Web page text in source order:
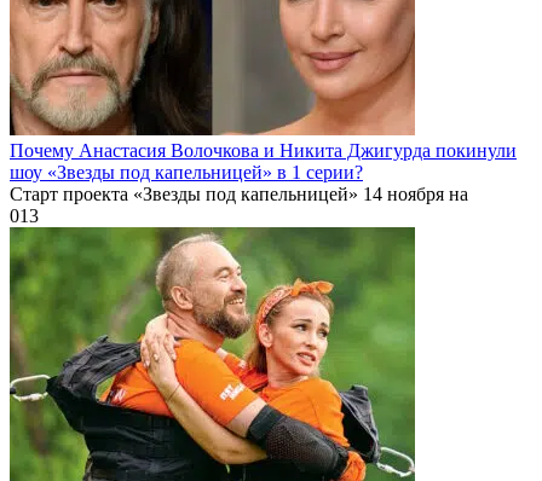
Почему Анастасия Волочкова и Никита Джигурда покинули
шоу «Звезды под капельницей» в 1 серии?
Старт проекта «Звезды под капельницей» 14 ноября на
013